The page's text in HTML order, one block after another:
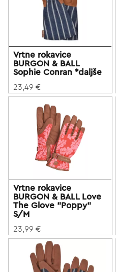
Vrtne rokavice
BURGON & BALL
Sophie Conran *daljše
23,49 €
Vrtne rokavice
BURGON & BALL Love
The Glove "Poppy"
S/M
23,99 €